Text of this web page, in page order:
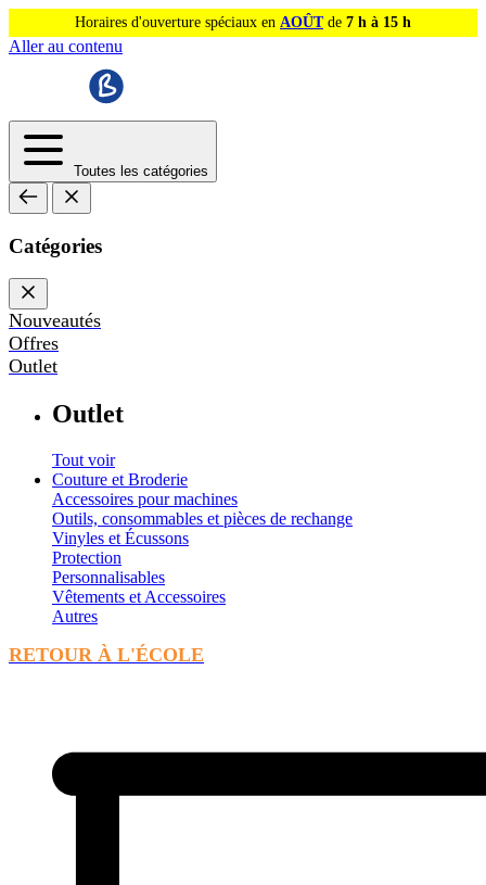
Horaires d'ouverture spéciaux en AOÛTde 7 h à 15 h
Aller au contenu
Toutes les catégories
Catégories
Nouveautés
Offres
Outlet
Outlet
Tout voir
Couture et Broderie
Accessoires pour machines
Outils, consommables et pièces de rechange
Vinyles et Écussons
Protection
Personnalisables
Vêtements et Accessoires
Autres
RETOUR À L'ÉCOLE